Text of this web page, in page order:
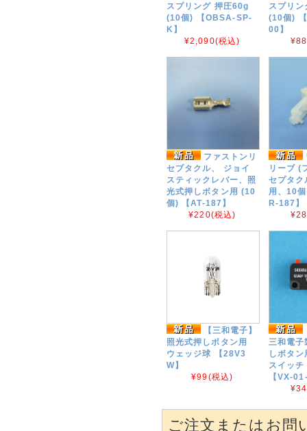
スプリング 押圧60g
(10個) 【OBSA-SP-
K】
¥2,090(税込)
スプリ
(10個)
00】
ファストンリ
セプタクル、 ジョイ
スティックレバー、照
光式押しボタン用 (10
個) 【AT-187】
¥220(税込)
リーブ (
セプタ
用、10
R-187】
【三和電子】
照光式押しボタン用
ウェッジ球 【28V3
W】
¥99(税込)
三和電
しボタ
スイッ
【VX-
ご注文またはお問